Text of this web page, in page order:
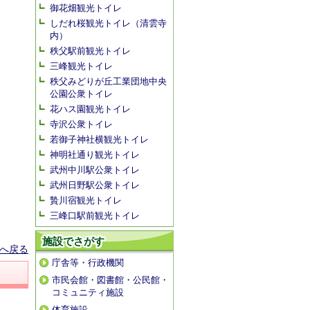
戻る
御花畑観光トイレ
しだれ桜観光トイレ（清雲寺
内）
秩父駅前観光トイレ
三峰観光トイレ
秩父みどりが丘工業団地中央
公園公衆トイレ
花ハス園観光トイレ
寺沢公衆トイレ
若御子神社横観光トイレ
神明社通り観光トイレ
武州中川駅公衆トイレ
武州日野駅公衆トイレ
贄川宿観光トイレ
三峰口駅前観光トイレ
施設でさがす
庁舎等・行政機関
市民会館・図書館・公民館・
コミュニティ施設